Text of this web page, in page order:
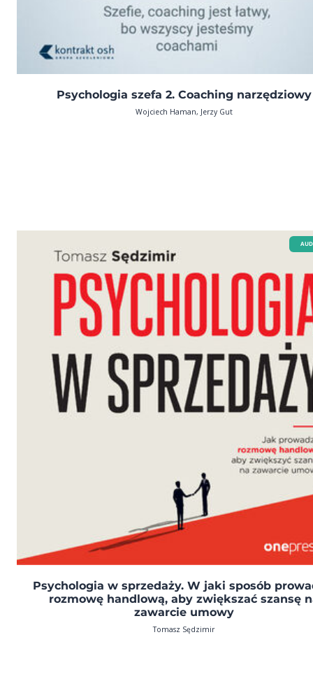
Psychologia szefa 2. Coaching narzędziowy
Wojciech Haman, Jerzy Gut
Psychologia w sprzedaży. W jaki sposób
rozmowę handlową, aby zwiększać szansę
zawarcie umowy
Tomasz Sędzimir